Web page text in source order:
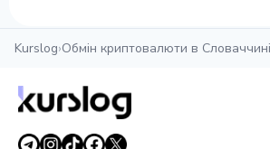
Kurslog›Обмін криптовалюти в Словаччині